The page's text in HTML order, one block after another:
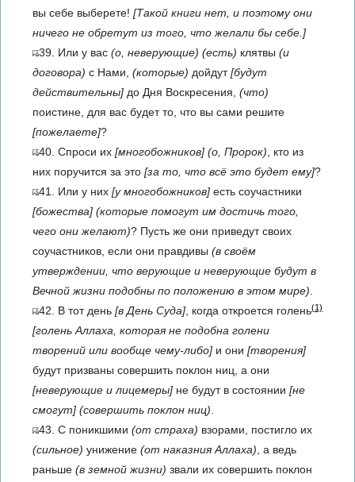
вы себе выберете! [Такой книги нет, и поэтому они
ничего не обретут из того, что желали бы себе.]
39. Или у вас (о, неверующие) (есть) клятвы (и
договора) с Нами, (которые) дойдут[будут
действительны] до Дня Воскресения, (что)
поистине, для вас будет то, что вы сами решите
[пожелаете]?
40. Спроси их [многобожников] (о, Пророк) , кто из
них поручится за это [за то, что всё это будет ему]?
41. Или у них [у многобожников] есть соучастники
[божества] (которые помогут им достичь того,
чего они желают)? Пусть же они приведут своих
соучастников, если они правдивы (в своём
утверждении, что верующие и неверующие будут в
Вечной жизни подобны по положению в этом мире)
42. В тот день [в День Суда] , когда откроется голень(1)
[голень Аллаха, которая не подобна голени
творений или вообще чему-либо] и они [творения]
будут призваны совершить поклон ниц, а они
[неверующие и лицемеры] не будут в состоянии [не
смогут] (совершить поклон ниц)
43. С поникшими (от страха) взорами, постигло их
(сильное) унижение (от наказния Аллаха) , а ведь
раньше (в земной жизни) звали их совершить поклон